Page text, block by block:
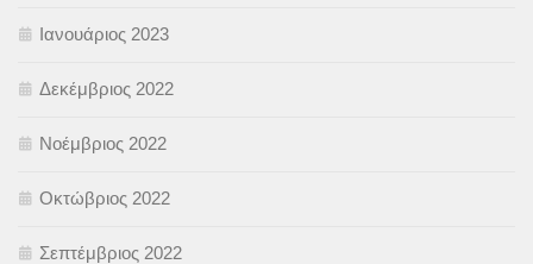
Ιανουάριος 2023
Δεκέμβριος 2022
Νοέμβριος 2022
Οκτώβριος 2022
Σεπτέμβριος 2022